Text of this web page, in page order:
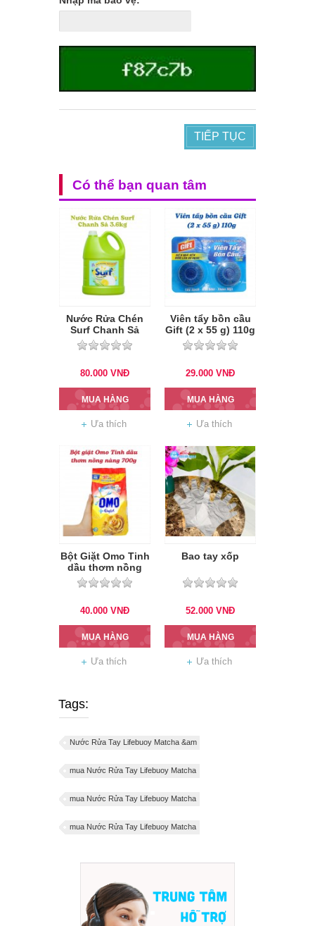
TIẾP TỤC
Có thể bạn quan tâm
Nước Rửa Chén
Surf Chanh Sả
3.6kg
80.000 VNĐ
MUA HÀNG
Ưa thích
Viên tẩy bồn cầu
Gift (2 x 55 g) 110g
29.000 VNĐ
MUA HÀNG
Ưa thích
Bột Giặt Omo Tinh
dầu thơm nồng
nàng 700g
40.000 VNĐ
MUA HÀNG
Ưa thích
Bao tay xốp
52.000 VNĐ
MUA HÀNG
Ưa thích
Tags:
Nước Rửa Tay Lifebuoy Matcha &am
mua Nước Rửa Tay Lifebuoy Matcha
mua Nước Rửa Tay Lifebuoy Matcha
mua Nước Rửa Tay Lifebuoy Matcha